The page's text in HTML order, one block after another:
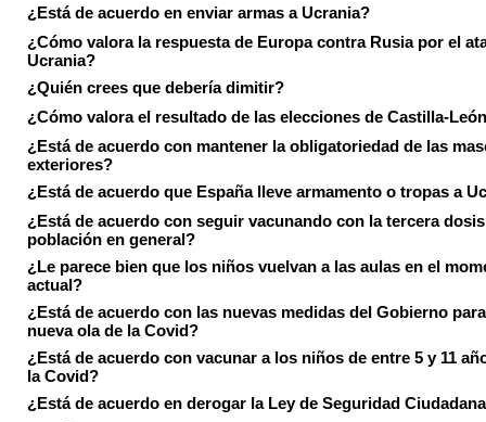
¿Está de acuerdo en enviar armas a Ucrania?
¿Cómo valora la respuesta de Europa contra Rusia por el
Ucrania?
¿Quién crees que debería dimitir?
¿Cómo valora el resultado de las elecciones de Castilla-
¿Está de acuerdo con mantener la obligatoriedad de las
exteriores?
¿Está de acuerdo que España lleve armamento o tropas a
¿Está de acuerdo con seguir vacunando con la tercera
población en general?
¿Le parece bien que los niños vuelvan a las aulas en el
actual?
¿Está de acuerdo con las nuevas medidas del Gobierno
nueva ola de la Covid?
¿Está de acuerdo con vacunar a los niños de entre 5 y 11
la Covid?
¿Está de acuerdo en derogar la Ley de Seguridad